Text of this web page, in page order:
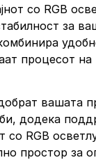
со RGB
за
процесот
додека
со RGB
простор за